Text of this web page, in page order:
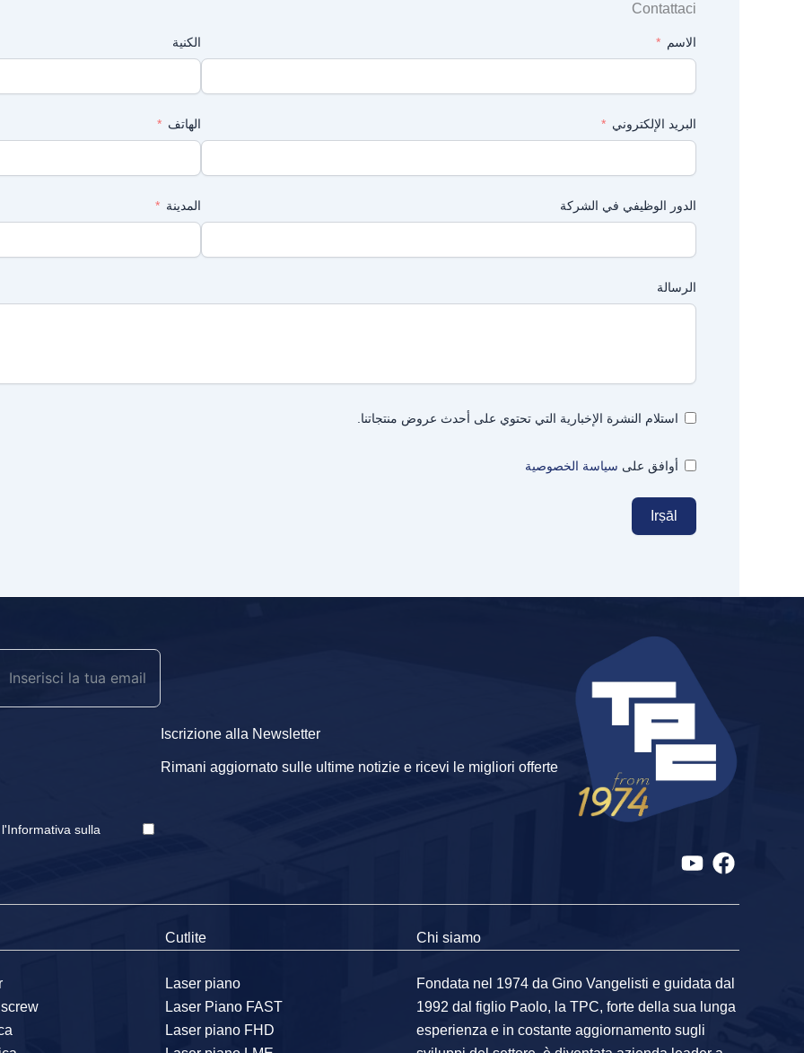
Contattaci
الاسم الكنية
البريد الإلكتروني الهاتف
الدور الوظيفي في الشركة المدينة
الرسالة
استلام النشرة الإخبارية التي تحتوي على أحدث عروض منتجاتنا.
أوافق على سياسة الخصوصية
Irṣāl
Iscrizione alla Newsletter
Rimani aggiornato sulle ultime notizie e ricevi le migliori offerte
l'Informativa sulla
Chi siamo
Fondata nel 1974 da Gino Vangelisti e guidata dal
1992 dal figlio Paolo, la TPC, forte della sua lunga
esperienza e in costante aggiornamento sugli
Cutlite
Laser piano
Laser Piano FAST
Laser piano FHD